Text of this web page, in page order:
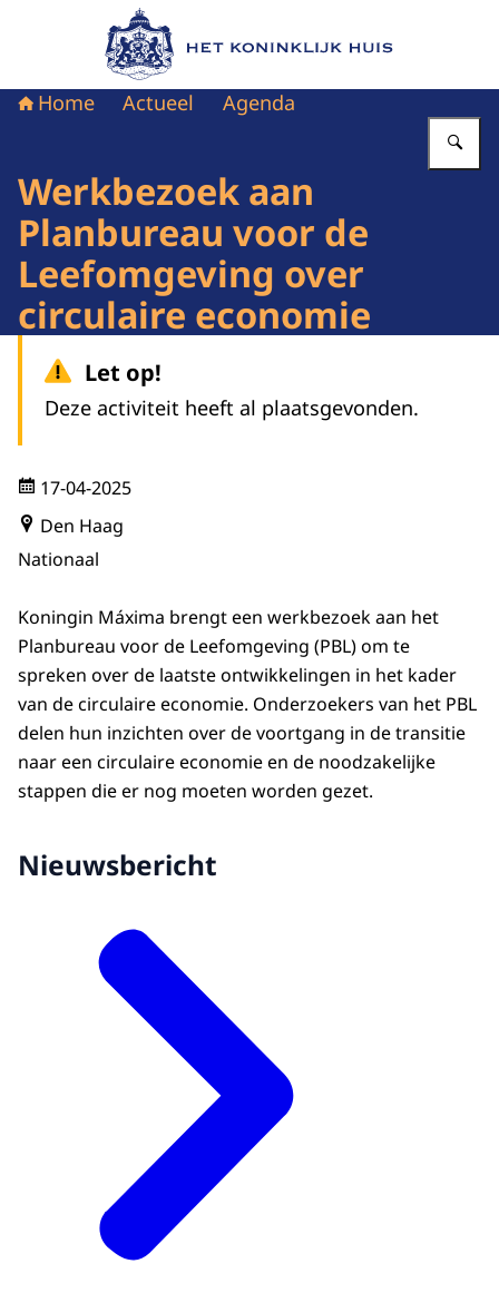
Naar de homepage van Het Koninklijk Huis
Home Actueel Agenda
Werkbezoek aan
Planbureau voor de
Leefomgeving over
circulaire economie
Let op!
Deze activiteit heeft al plaatsgevonden.
17-04-2025
Den Haag
Nationaal
Koningin Máxima brengt een werkbezoek aan het
Planbureau voor de Leefomgeving (PBL) om te
spreken over de laatste ontwikkelingen in het kader
van de circulaire economie. Onderzoekers van het PBL
delen hun inzichten over de voortgang in de transitie
naar een circulaire economie en de noodzakelijke
stappen die er nog moeten worden gezet.
Nieuwsbericht